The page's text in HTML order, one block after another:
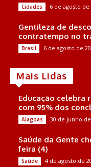
Cidades 6 de agosto de
Gentileza de
contratempo no
Brasil 6 de agosto de
Mais Lidas
Educação celebra
com 95% dos
Alagoas 30 de junho
Saúde da Gente
feira (4)
Saúde 4 de agosto de